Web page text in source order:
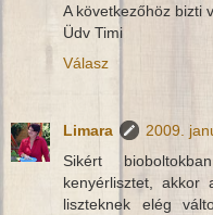
A következőhöz bizti
Üdv Timi
Válasz
Limara
2009.
Sikért
kenyérlisztet,
liszteknek elég